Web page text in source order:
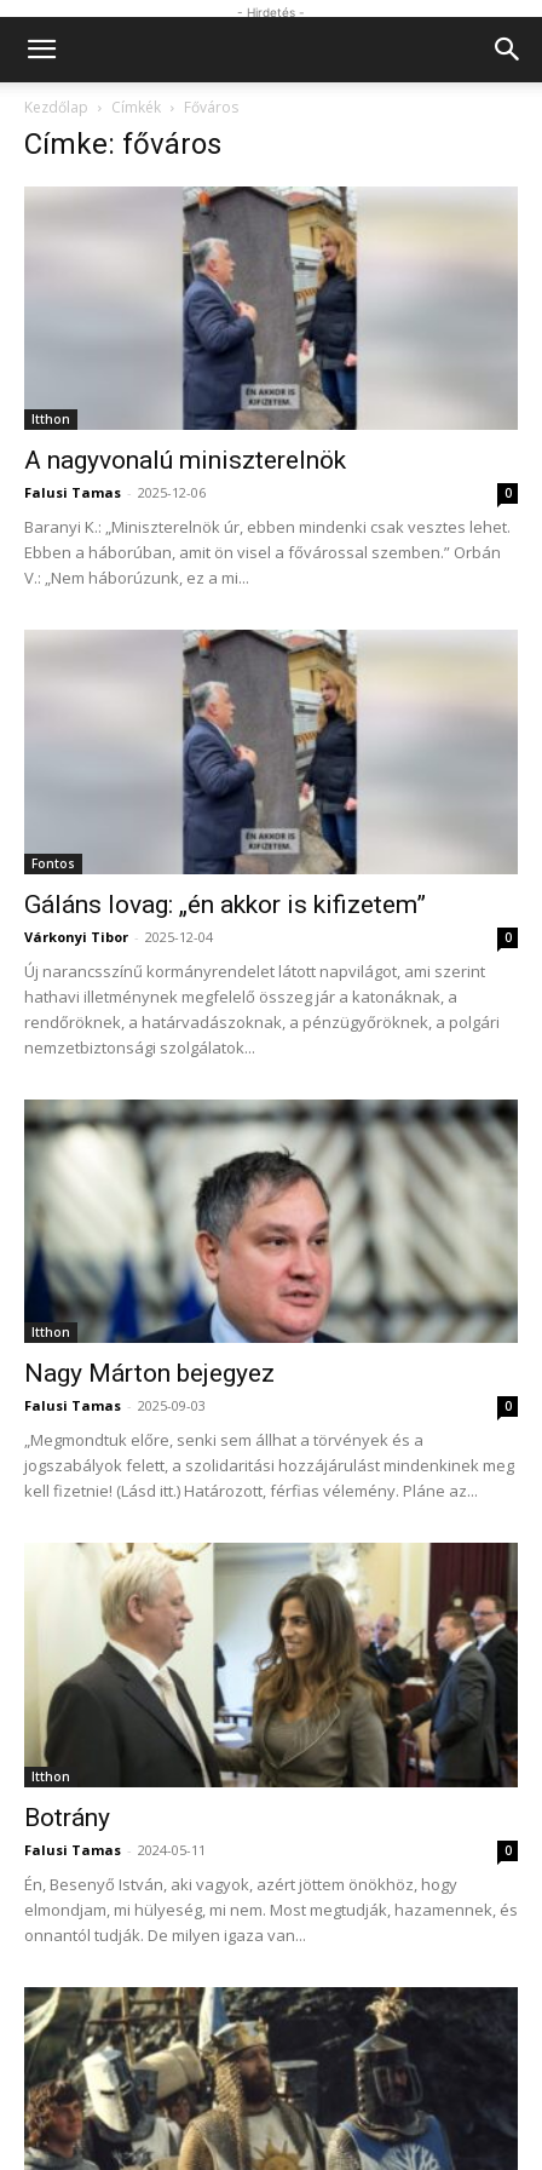
- Hirdetés -
Kezdőlap Címkék Főváros
Címke: főváros
Itthon
A nagyvonalú miniszterelnök
Falusi Tamas - 2025-12-06 0
Baranyi K.: „Miniszterelnök úr, ebben mindenki csak vesztes lehet.
Ebben a háborúban, amit ön visel a fővárossal szemben.” Orbán
V.: „Nem háborúzunk, ez a mi...
Fontos
Gáláns lovag: „én akkor is kifizetem”
Várkonyi Tibor - 2025-12-04 0
Új narancsszínű kormányrendelet látott napvilágot, ami szerint
hathavi illetménynek megfelelő összeg jár a katonáknak, a
rendőröknek, a határvadászoknak, a pénzügyőröknek, a polgári
nemzetbiztonsági szolgálatok...
Itthon
Nagy Márton bejegyez
Falusi Tamas - 2025-09-03 0
„Megmondtuk előre, senki sem állhat a törvények és a
jogszabályok felett, a szolidaritási hozzájárulást mindenkinek meg
kell fizetnie! (Lásd itt.) Határozott, férfias vélemény. Pláne az...
Itthon
Botrány
Falusi Tamas - 2024-05-11 0
Én, Besenyő István, aki vagyok, azért jöttem önökhöz, hogy
elmondjam, mi hülyeség, mi nem. Most megtudják, hazamennek, és
onnantól tudják. De milyen igaza van...